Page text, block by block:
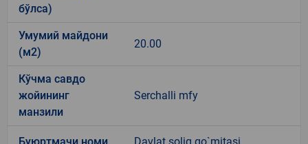
бўлса)
Умумий майдони
(м2)
20.00
Кўчма савдо
жойининг
манзили
Serchalli mfy